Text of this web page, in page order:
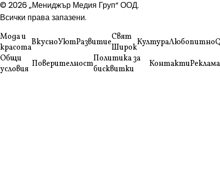
© 2026 „Мениджър Медия Груп“ ООД.
Всички права запазени.
Мода и
красотаВкусноУютРазвитиеСвят
ШирокКултураЛюбопитно
Общи
условия ПоверителностПолитика за
бисквитки
КонтактиРеклама